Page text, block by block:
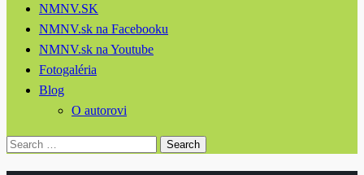
NMNV.SK
NMNV.sk na Facebooku
NMNV.sk na Youtube
Fotogaléria
Blog
O autorovi
Search